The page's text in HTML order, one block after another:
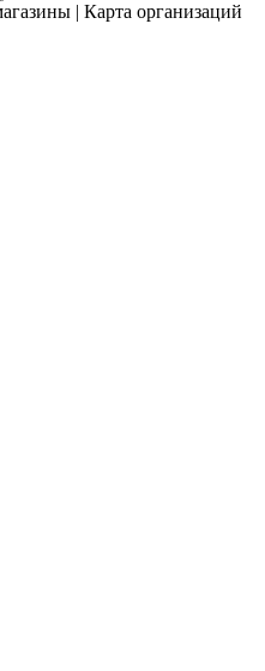
| Карта организаций